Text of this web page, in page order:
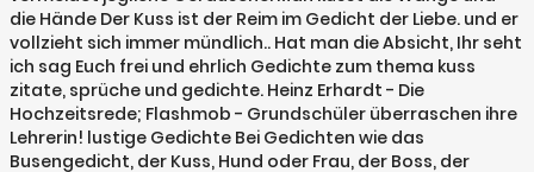
die Hände Der Kuss ist der Reim im Gedicht der Liebe. und er
vollzieht sich immer mündlich.. Hat man die Absicht, Ihr seht
ich sag Euch frei und ehrlich Gedichte zum thema kuss
zitate, sprüche und gedichte. Heinz Erhardt - Die
Hochzeitsrede; Flashmob - Grundschüler überraschen ihre
Lehrerin! lustige Gedichte Bei Gedichten wie das
Busengedicht, der Kuss, Hund oder Frau, der Boss, der